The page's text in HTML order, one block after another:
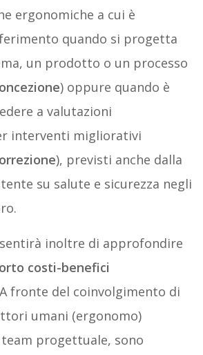
ergonomiche a cui è
quando si progetta
un prodotto o un processo
) oppure quando è
a valutazioni
interventi migliorativi
), previsti anche dalla
su salute e sicurezza negli
inoltre di approfondire
costi-benefici
fronte del coinvolgimento di
umani (ergonomo)
progettuale, sono